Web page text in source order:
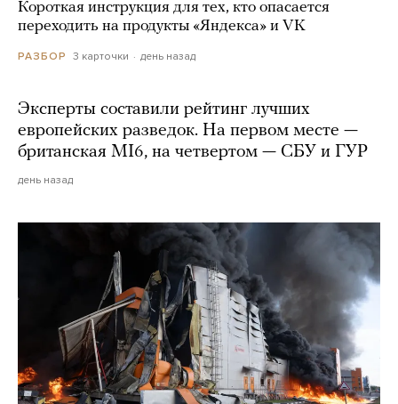
Короткая инструкция для тех, кто опасается
переходить на продукты «Яндекса» и VK
РАЗБОР 3 карточки день назад
Эксперты составили рейтинг лучших
европейских разведок. На первом месте —
британская MI6, на четвертом — СБУ и ГУР
день назад